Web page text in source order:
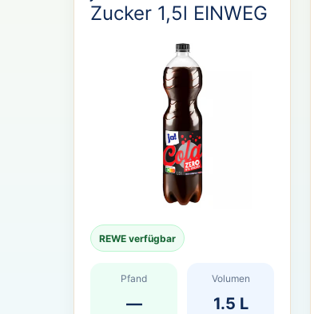
Zucker 1,5l EINWEG
REWE verfügbar
Pfand
—
Volumen
1.5 L